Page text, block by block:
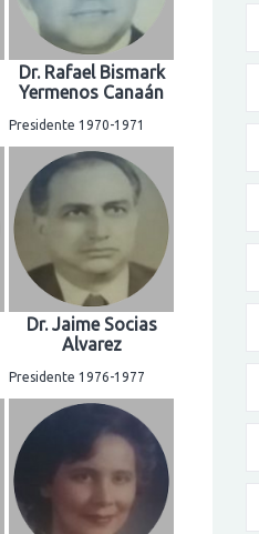
Dr. Rafael Bismark
Yermenos Canaán
Presidente 1970-1971
Dr. Jaime Socias
Alvarez
Presidente 1976-1977